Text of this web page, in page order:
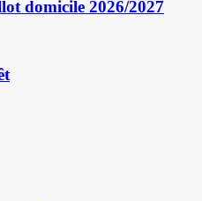
domicile 2026/2027